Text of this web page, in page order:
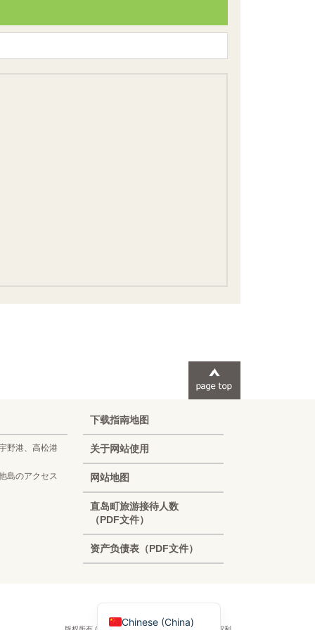
野港、高松港
島のアクセス
下载指南地图
关于网站使用
网站地图
直岛町旅游接待人数
（PDF文件）
资产负债表（PDF文件）
Chinese (China)
Chinese (Taiwan)
French
Korean